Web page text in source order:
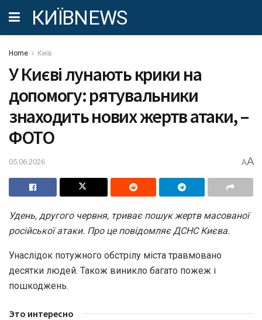
КИЇВNEWS
Home Київ
У Києві лунають крики на
допомогу: рятувальники
знаходить нових жертв атаки, –
ФОТО
05.06.2026 AA
Удень, другого червня, триває пошук жертв масованої
російської атаки. Про це повідомляє ДСНС Києва.
Унаслідок потужного обстрілу міста травмовано
десятки людей. Також виникло багато пожеж і
пошкоджень.
Это интересно